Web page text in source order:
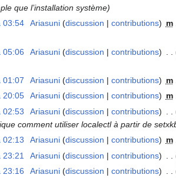
que l’installation système
03:54 Ariasuni discussion contributions m
05:06 Ariasuni discussion contributions
01:07 Ariasuni discussion contributions m
20:05 Ariasuni discussion contributions m
02:53 Ariasuni discussion contributions
comment utiliser localectl à partir de
02:13 Ariasuni discussion contributions m
23:21 Ariasuni discussion contributions
23:16 Ariasuni discussion contributions